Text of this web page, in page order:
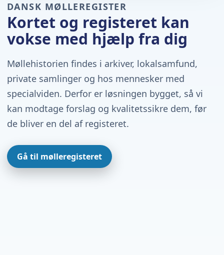
DANSK MØLLEREGISTER
Kortet og registeret kan
vokse med hjælp fra dig
Møllehistorien findes i arkiver, lokalsamfund,
private samlinger og hos mennesker med
specialviden. Derfor er løsningen bygget, så vi
kan modtage forslag og kvalitetssikre dem, før
de bliver en del af registeret.
Gå til mølleregisteret